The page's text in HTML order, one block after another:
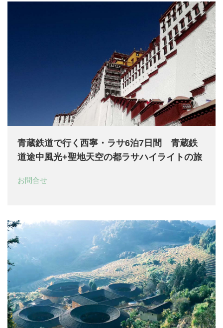
青蔵鉄道で行く西寧・ラサ6泊7日間 青蔵鉄
道途中風光+聖地天空の都ラサハイライトの旅
お問合せ